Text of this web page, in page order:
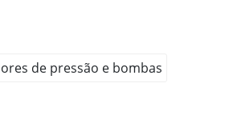
de pressão e bombas